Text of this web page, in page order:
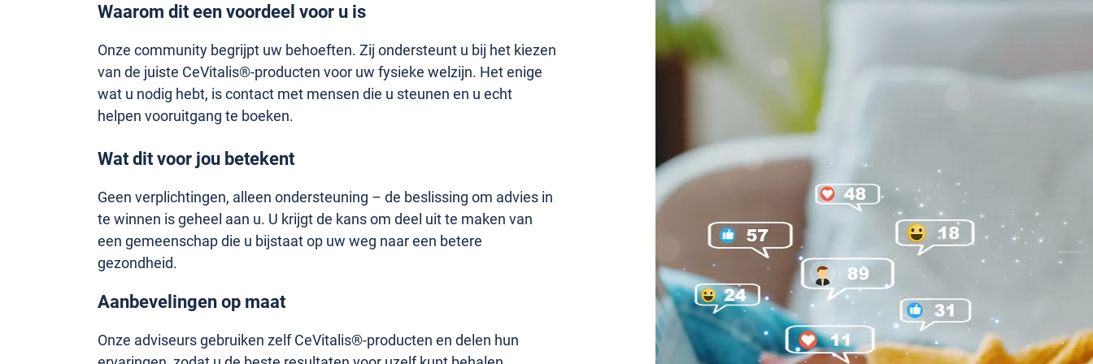
Waarom dit een voordeel voor u is
Onze community begrijpt uw behoeften. Zij ondersteunt u bij het kiezen
van de juiste CeVitalis®-producten voor uw fysieke welzijn. Het enige
wat u nodig hebt, is contact met mensen die u steunen en u echt
helpen vooruitgang te boeken.
Wat dit voor jou betekent
Geen verplichtingen, alleen ondersteuning – de beslissing om advies in
te winnen is geheel aan u. U krijgt de kans om deel uit te maken van
een gemeenschap die u bijstaat op uw weg naar een betere
gezondheid.
Aanbevelingen op maat
Onze adviseurs gebruiken zelf CeVitalis®-producten en delen hun